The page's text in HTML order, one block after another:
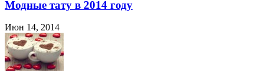
Модные тату в 2014 году
Июн 14, 2014